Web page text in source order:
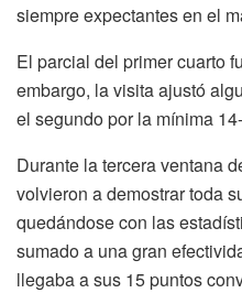
siempre expectantes en el
El parcial del primer cuarto
embargo, la visita ajustó
el segundo por la mínima
Durante la tercera ventana
volvieron a demostrar toda
quedándose con las
sumado a una gran
llegaba a sus 15 puntos